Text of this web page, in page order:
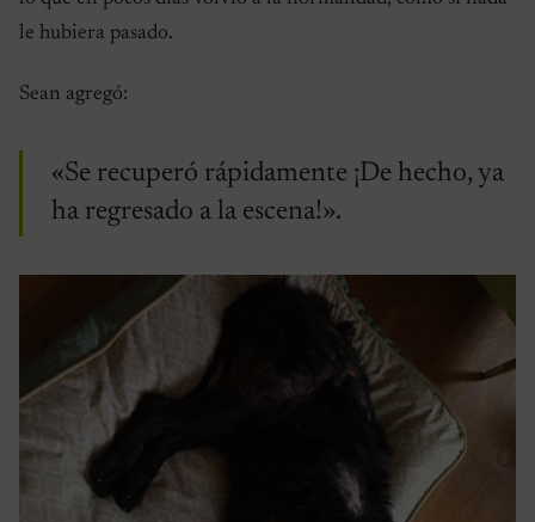
le hubiera pasado.
Sean agregó:
«Se recuperó rápidamente ¡De hecho, ya
ha regresado a la escena!».